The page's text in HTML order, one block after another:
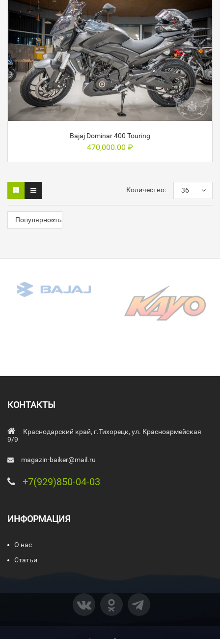
Bajaj Dominar 400 Touring
470,000.00 ₽
Количество: 36
Популярность
КОНТАКТЫ
Краснодарский край, г.Тихорецк, ул. Красноармейская
9/9
magazin-baiker@mail.ru
+7(929)850-04-03
ИНФОРМАЦИЯ
О нас
Статьи